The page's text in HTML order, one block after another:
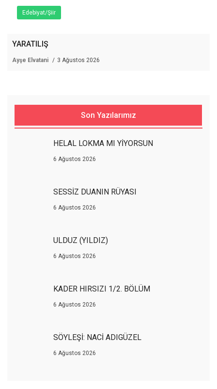
Edebiyat/Şiir
YARATILIŞ
Ayşe Elvatani 3 Ağustos 2026
Son Yazılarımız
HELAL LOKMA MI YİYORSUN
6 Ağustos 2026
SESSİZ DUANIN RÜYASI
6 Ağustos 2026
ULDUZ (YILDIZ)
6 Ağustos 2026
KADER HIRSIZI 1/2. BÖLÜM
6 Ağustos 2026
SÖYLEŞİ: NACİ ADIGÜZEL
6 Ağustos 2026